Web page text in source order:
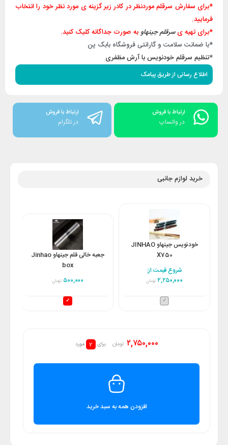
*برای سفارش سرقلم موردنظر در کادر زیر گزینه ی مورد نظر خود را انتخاب
فرمایید.
*برای تهیه یسرقلم جینهاوبه صورت جداگانه کلیک کنید.
*با ضمانت سلامت و گارانتی فروشگاه بابک پن
*تنظیم سرقلم خودنویس با آرش مظفری
اطلاع رسانی از طریق پیامک
ارتباط با فروش
در واتساپ
ارتباط با فروش
در تلگرام
خرید لوازم جانبی
خودنویس جینهاو JINHAO
X750
شروع قیمت از:
۲,۲۵۰,۰۰۰ تومان
جعبه خالی قلم جینهاو Jinhao
box
۵۰۰,۰۰۰ تومان
۲,۷۵۰,۰۰۰ تومان برای 2 مورد
افزودن همه به سبد خرید